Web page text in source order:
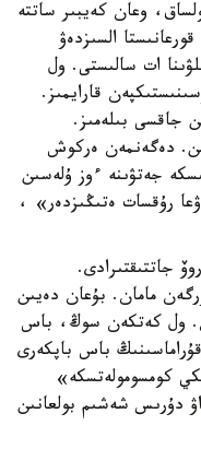
وعان كەيبىر ساتتە
السىزدەۋ
ات سالىستى. ول
قارايمىز.
جاقسى بىلەمىز.
دەگەنمەن ەركوش
جەتۋىنە ءوز ۇلەسىن
رۇقسات ەتىڭىزدەر» ،
جاتتىقتىرادى.
مامان. بۇعان دەيىن
ول كەتكەن سوڭ، باس
باس باپكەرى
كومسومولەتسكە»
دۇرىس شەشىم بولعانىن